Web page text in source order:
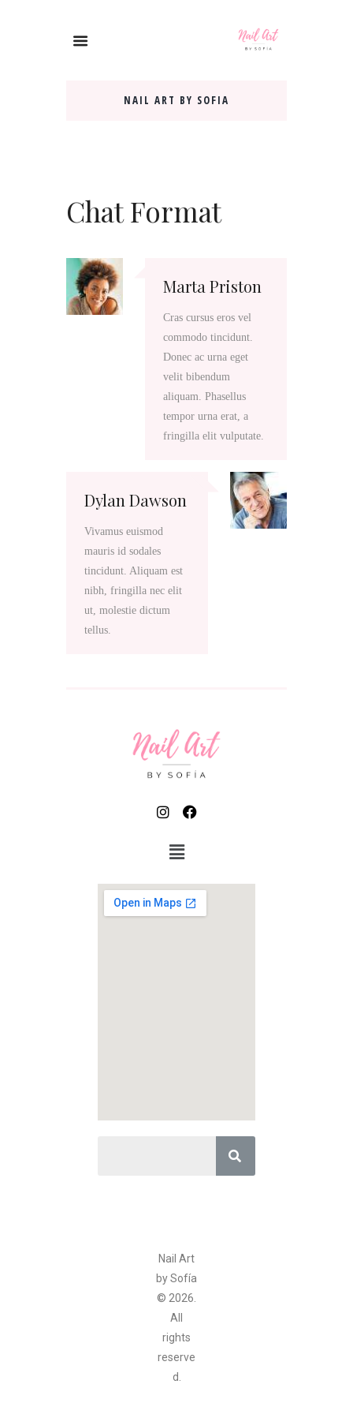
NAIL ART BY SOFIA
Chat Format
Marta Priston
Cras cursus eros vel
commodo tincidunt.
Donec ac urna eget
velit bibendum
aliquam. Phasellus
tempor urna erat, a
fringilla elit vulputate.
Dylan Dawson
Vivamus euismod
mauris id sodales
tincidunt. Aliquam est
nibh, fringilla nec elit
ut, molestie dictum
tellus.
Nail Art
by Sofía
© 2026.
All
rights
reserve
d.